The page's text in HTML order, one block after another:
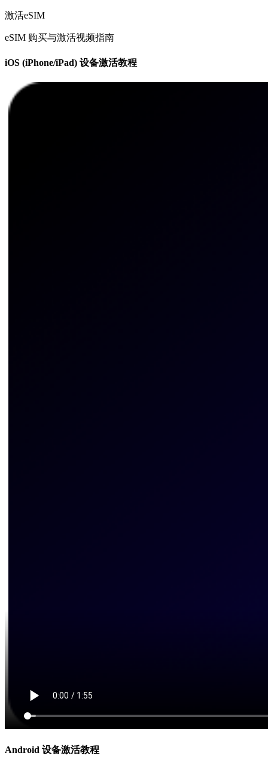
激活eSIM
eSIM 购买与激活视频指南
iOS (iPhone/iPad) 设备激活教程
Android 设备激活教程